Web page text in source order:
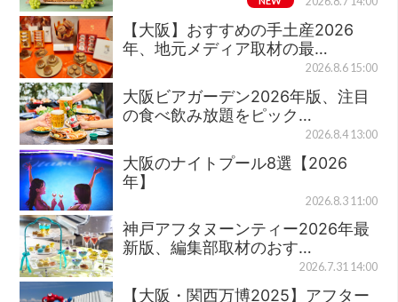
【大阪】おすすめの手土産2026
年、地元メディア取材の最…
2026.8.6 15:00
大阪ビアガーデン2026年版、注目
の食べ飲み放題をピック…
2026.8.4 13:00
大阪のナイトプール8選【2026
年】
2026.8.3 11:00
神戸アフタヌーンティー2026年最
新版、編集部取材のおす…
2026.7.31 14:00
【大阪・関西万博2025】アフター